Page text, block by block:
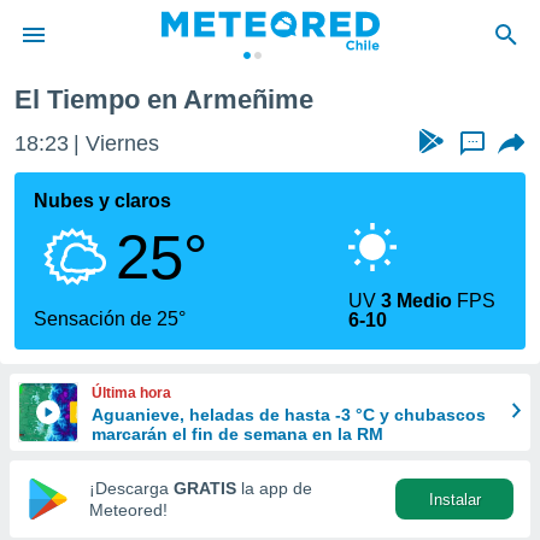
de
por
que se
calidad.
a este
las
y
forma
digital
basada
El Tiempo en Armeñime
18:23 Viernes ...
Nubes y claros
25°
Sensación de 25°
UV3 Medio FPS
6-10
Última hora
Aguanieve, heladas de hasta -3 °C y chubascos
marcarán el fin de semana en la RM
¡Descarga GRATIS la app de
Meteored!
Instalar